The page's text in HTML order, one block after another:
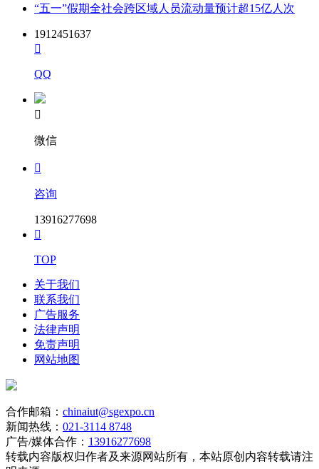
“五一”假期全社会跨区域人员流动量预计超15亿人次
1912451637

QQ

微信

咨询
13916277698

TOP
关于我们
联系我们
广告服务
法律声明
免责声明
网站地图
合作邮箱： chinaiut@sgexpo.cn
新闻热线： 021-3114 8748
广告/媒体合作： 13916277698
转载内容版权归作者及来源网站所有，本站原创内容转载请注